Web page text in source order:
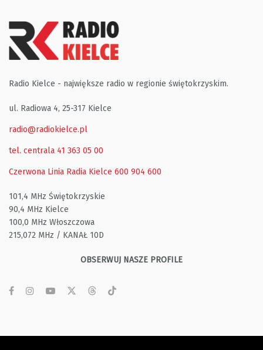
Radio Kielce - największe radio w regionie świętokrzyskim.
ul. Radiowa 4, 25-317 Kielce
radio@radiokielce.pl
tel. centrala 41 363 05 00
Czerwona Linia Radia Kielce 600 904 600
101,4 MHz Świętokrzyskie
90,4 MHz Kielce
100,0 MHz Włoszczowa
215,072 MHz / KANAŁ 10D
OBSERWUJ NASZE PROFILE